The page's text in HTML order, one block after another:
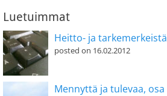
Luetuimmat
Heitto- ja tarkemerkeistä
posted on 16.02.2012
Mennyttä ja tulevaa, osa